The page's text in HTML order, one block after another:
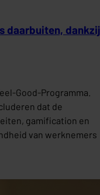
daarbuiten, dankzij
Good-Programma.
dat de
gamification en
van werknemers